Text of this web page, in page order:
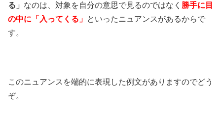
る」 なのは、対象を自分の意思で見るのではなく 勝手に目
の中に「入ってくる」 といったニュアンスがあるからで
す。
このニュアンスを端的に表現した例文がありますのでどう
ぞ。